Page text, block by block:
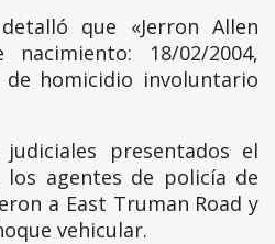
que «Jerron Allen
18/02/2004,
homicidio involuntario
presentados el
agentes de policía de
a East Truman Road y
vehicular.